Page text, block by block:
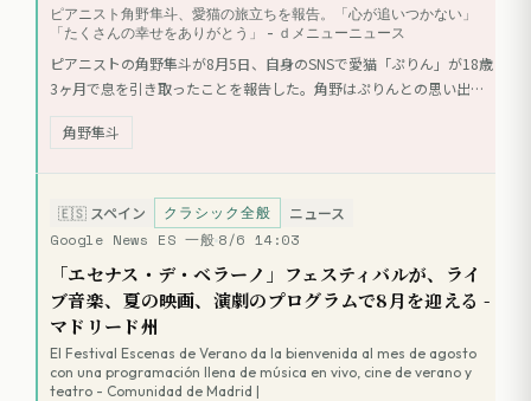
ピアニスト角野隼斗、愛猫の旅立ちを報告。「心が追いつかない」
「たくさんの幸せをありがとう」 - ｄメニューニュース
ピアニストの角野隼斗が8月5日、自身のSNSで愛猫「ぷりん」が18歳
3ヶ月で息を引き取ったことを報告した。角野はぷりんとの思い出を
振り返り、感謝と別れの言葉をつづっている。ぷりんは角野の創作の
インスピレーション源でもあり、楽曲「大猫のワルツ」のテーマにも
角野隼斗
🇪🇸 スペイン クラシック全般 ニュース
Google News ES 一般 8/6 14:03
「エセナス・デ・ベラーノ」フェスティバルが、ライ
ブ音楽、夏の映画、演劇のプログラムで8月を迎える -
マドリード州
El Festival Escenas de Verano da la bienvenida al mes de agosto
con una programación llena de música en vivo, cine de verano y
teatro - Comunidad de Madrid |